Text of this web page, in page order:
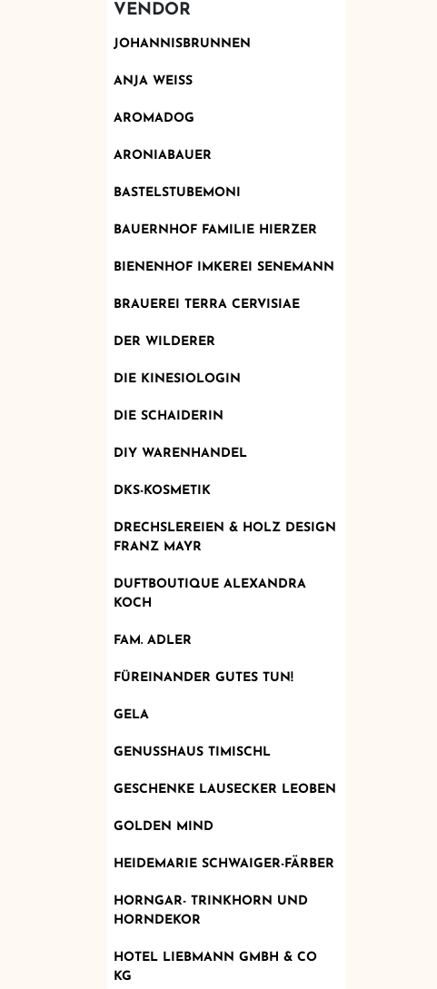
VENDOR
JOHANNISBRUNNEN
ANJA WEISS
AROMADOG
ARONIABAUER
BASTELSTUBEMONI
BAUERNHOF FAMILIE HIERZER
BIENENHOF IMKEREI SENEMANN
BRAUEREI TERRA CERVISIAE
DER WILDERER
DIE KINESIOLOGIN
DIE SCHAIDERIN
DIY WARENHANDEL
DKS-KOSMETIK
DRECHSLEREIEN & HOLZ DESIGN
FRANZ MAYR
DUFTBOUTIQUE ALEXANDRA
KOCH
FAM. ADLER
FÜREINANDER GUTES TUN!
GELA
GENUSSHAUS TIMISCHL
GESCHENKE LAUSECKER LEOBEN
GOLDEN MIND
HEIDEMARIE SCHWAIGER-FÄRBER
HORNGAR- TRINKHORN UND
HORNDEKOR
HOTEL LIEBMANN GMBH & CO
KG